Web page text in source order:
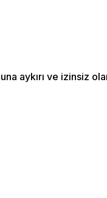
aykırı ve izinsiz